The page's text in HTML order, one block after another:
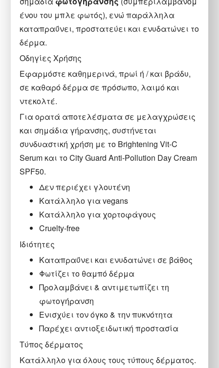
ένου του μπλε φωτός), ενώ παράλληλα
καταπραΰνει, προστατεύει και ενυδατώνει το
δέρμα.
Οδηγίες Χρήσης
Εφαρμόστε καθημερινά, πρωί ή / και βράδυ,
σε καθαρό δέρμα σε πρόσωπο, λαιμό και
ντεκολτέ.
Για ορατά αποτελέσματα σε μελαγχρώσεις
και σημάδια γήρανσης, συστήνεται
συνδυαστική χρήση με το Brightening Vit-C
Serum και το City Guard Anti-Pollution Day Cream
SPF50.
Δεν περιέχει γλουτένη
Κατάλληλο για vegans
Κατάλληλο για χορτοφάγους
Cruelty-free
Ιδιότητες
Καταπραΰνει και ενυδατώνει σε βάθος
Φωτίζει το θαμπό δέρμα
Προλαμβάνει & αντιμετωπίζει τη
φωτογήρανση
Ενισχύει τον όγκο & την πυκνότητα
Παρέχει αντιοξειδωτική προστασία
Τύπος δέρματος
Κατάλληλο για όλους τους τύπους δέρματος.